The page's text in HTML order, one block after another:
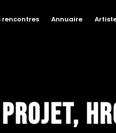
rencontres Annuaire